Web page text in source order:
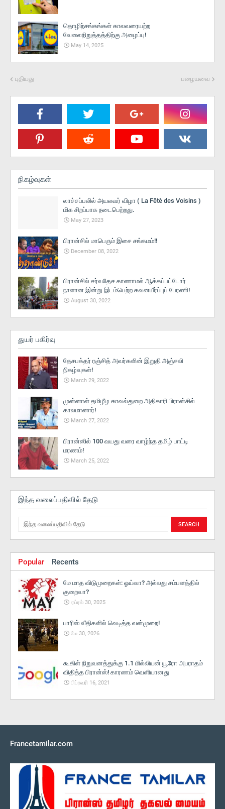
தொழிற்சங்கங்கள் காலவரையற்ற
வேலைநிறுத்தத்திற்கு அழைப்பு!
May 14, 2025
புதியது பழையவை
நிகழ்வுகள்
லாச்சப்பலில் அயலவர் விழா ( La Fētè des Voisins )
மிக சிறப்பாக நடைபெற்றது.
May 27, 2023
பிரான்சில் மாபெரும் இசை சங்கமம்!!
December 08, 2022
பிரான்சில் சர்வதேச காணாமல் ஆக்கப்பட்டோர்
நாளான இன்று இடம்பெற்ற கவனயீர்ப்புப் பேரணி!
August 30, 2022
துயர் பகிர்வு
தேசபக்தர் ரஞ்சித் அவர்களின் இறுதி அஞ்சலி
நிகழ்வுகள்!
March 29, 2022
முன்னாள் தமிழீழ காவல்துறை அதிகாரி பிரான்சில்
காலமானார்!
March 27, 2022
பிரான்ஸில் 100 வயது வரை வாழ்ந்த தமிழ் பாட்டி
மரணம்!
March 25, 2022
இந்த வலைப்பதிவில் தேடு
Popular Recents
மே மாத விடுமுறைகள்: ஓய்வா? அல்லது சம்பளத்தில்
குறைவா?
ஏப்ரல் 30, 2025
பாரிஸ் வீதிகளில் வெடித்த வன்முறை!
மே 30, 2026
கூகிள் நிறுவனத்துக்கு 1.1 மில்லியன் யூரோ அபராதம்
விதித்த பிரான்ஸ்! காரணம் வெளியானது
பிப்ரவரி 16, 2021
Francetamilar.com